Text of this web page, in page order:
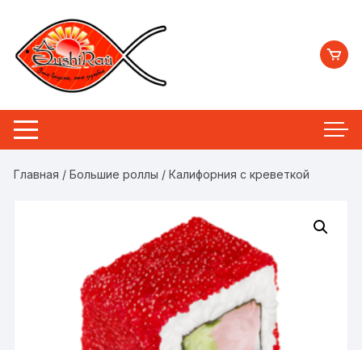
содержимому
Главная /Большие роллы / Калифорния с креветкой